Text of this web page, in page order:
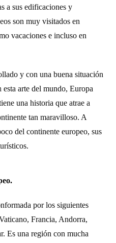
a sus edificaciones y
son muy visitados en
vacaciones e incluso en
y con una buena situación
esta arte del mundo, Europa
una historia que atrae a
tan maravilloso. A
del continente europeo, sus
por los siguientes
Francia, Andorra,
Es una región con mucha